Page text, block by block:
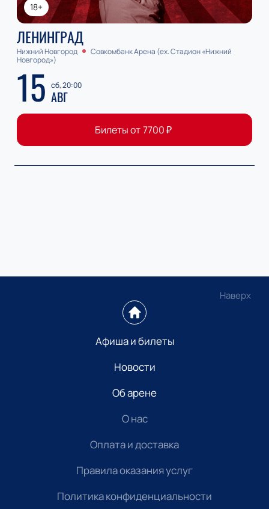
18+
ЛЕНИНГРАД
Нижний Новгород
Совкомбанк Арена (ex. Стадион «Нижний
Новгород»)
15 сб, 20:00
АВГ
Билеты от7700₽
Наверх
Афиша и билеты
Новости
Об арене
О нас
Оплата и доставка
Правила оказания услуг
Политика конфиденциальности